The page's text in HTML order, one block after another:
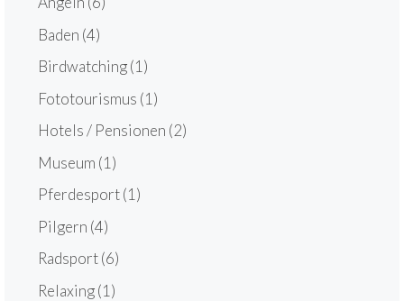
Baden (4)
Birdwatching(1)
Fototourismus (1)
Hotels / Pensionen (2)
Museum (1)
Pferdesport(1)
Pilgern (4)
Radsport(6)
Relaxing(1)